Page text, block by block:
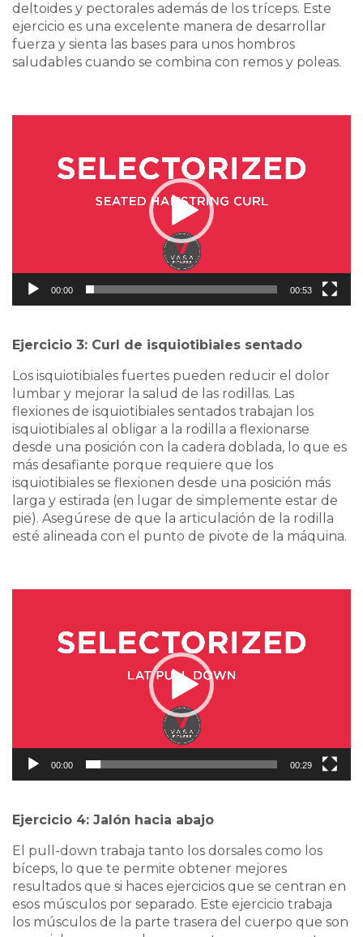
deltoides y pectorales además de los tríceps. Este
ejercicio es una excelente manera de desarrollar
fuerza y sienta las bases para unos hombros
saludables cuando se combina con remos y poleas.
00:00 00:53
Ejercicio 3: Curl de isquiotibiales sentado
Los isquiotibiales fuertes pueden reducir el dolor
lumbar y mejorar la salud de las rodillas. Las
flexiones de isquiotibiales sentados trabajan los
isquiotibiales al obligar a la rodilla a flexionarse
desde una posición con la cadera doblada, lo que es
más desafiante porque requiere que los
isquiotibiales se flexionen desde una posición más
larga y estirada (en lugar de simplemente estar de
pie). Asegúrese de que la articulación de la rodilla
esté alineada con el punto de pivote de la máquina.
00:00 00:29
Ejercicio 4: Jalón hacia abajo
El pull-down trabaja tanto los dorsales como los
bíceps, lo que te permite obtener mejores
resultados que si haces ejercicios que se centran en
esos músculos por separado. Este ejercicio trabaja
los músculos de la parte trasera del cuerpo que son